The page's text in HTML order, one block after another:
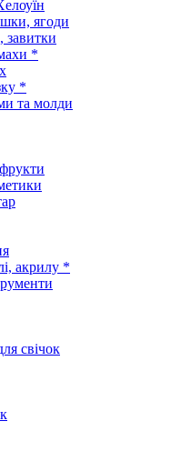
ягоди
завитки
*
*
та молди
акрилу *
свічок